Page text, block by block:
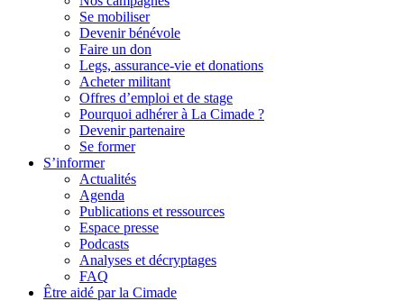
Se mobiliser
Devenir bénévole
Faire un don
Legs, assurance-vie et donations
Acheter militant
Offres d’emploi et de stage
Pourquoi adhérer à La Cimade ?
Devenir partenaire
Se former
S’informer
Actualités
Agenda
Publications et ressources
Espace presse
Podcasts
Analyses et décryptages
FAQ
Être aidé par la Cimade